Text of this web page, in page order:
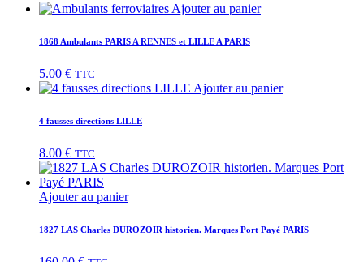
Ajouter au panier
1868 Ambulants PARIS A RENNES et LILLE A PARIS
5.00 € TTC
Ajouter au panier
4 fausses directions LILLE
8.00 € TTC
Ajouter au panier
1827 LAS Charles DUROZOIR historien. Marques Port Payé PARIS